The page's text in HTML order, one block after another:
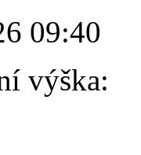
09:40
výška: